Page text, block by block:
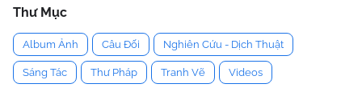
Thư Mục
Album Ảnh Câu Đối Nghiên Cứu - Dịch Thuật
Sáng Tác Thư Pháp Tranh Vẽ Videos